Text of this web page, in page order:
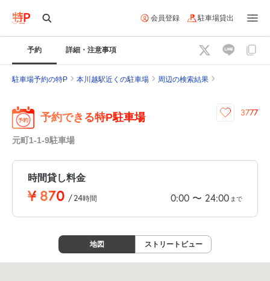
会員登録 駐車場貸出
予約 詳細・注意事項
駐車場予約の特P 本川越駅近くの駐車場 周辺の検索結果
予約できる特P駐車場
元町1-1-9駐車場
3777
時間貸し料金
¥ 870 /24時間 0:00 〜 24:00 まで
地図 ストリートビュー